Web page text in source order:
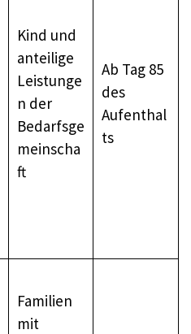
Kind und
anteilige
Leistunge
n der
Bedarfsge
meinscha
ft
Ab Tag 85
des
Aufenthal
ts
Familien
mit